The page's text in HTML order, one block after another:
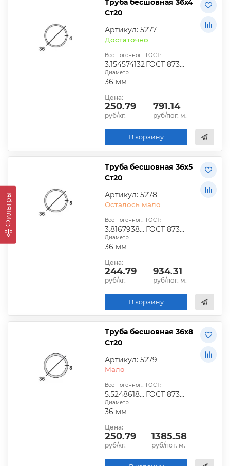
Фильтры
Труба бесшовная 36х4
Ст20
Артикул: 5277
Достаточно
Вес погонного метра, кг:
3.154574132
ГОСТ:
ГОСТ 8734-239
Диаметр:
36 мм
Цена:
250.79
руб/кг.
791.14
руб/пог. м.
В корзину
Труба бесшовная 36х5
Ст20
Артикул: 5278
Осталось мало
Вес погонного метра, кг:
3.816793893
ГОСТ:
ГОСТ 8734-240
Диаметр:
36 мм
Цена:
244.79
руб/кг.
934.31
руб/пог. м.
В корзину
Труба бесшовная 36х8
Ст20
Артикул: 5279
Мало
Вес погонного метра, кг:
5.524861878
ГОСТ:
ГОСТ 8734-241
Диаметр:
36 мм
Цена:
250.79
руб/кг.
1385.58
руб/пог. м.